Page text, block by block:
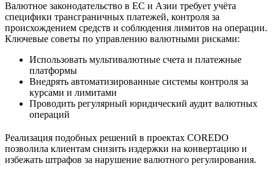
Валютное законодательство в ЕС и Азии требует учёта
специфики трансграничных платежей, контроля за
происхождением средств и соблюдения лимитов на операции.
Ключевые советы по управлению валютными рисками:
Использовать мультивалютные счета и платежные
платформы
Внедрять автоматизированные системы контроля за
курсами и лимитами
Проводить регулярный юридический аудит валютных
операций
Реализация подобных решений в проектах COREDO
позволила клиентам снизить издержки на конвертацию и
избежать штрафов за нарушение валютного регулирования.